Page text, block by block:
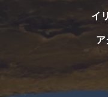
間は
える自
然史標
イ
ア